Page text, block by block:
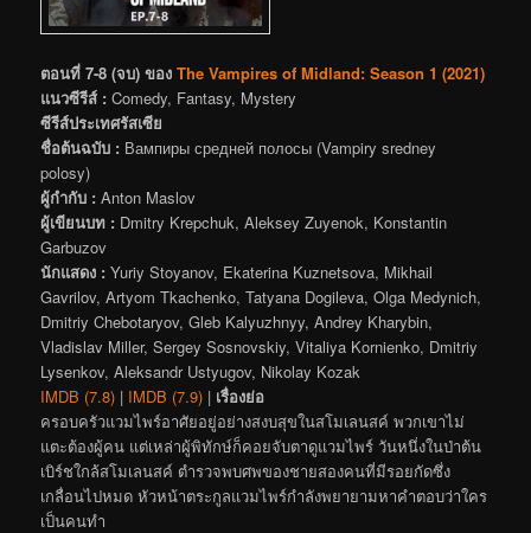
ตอนที่ 7-8 (จบ) ของ The Vampires of Midland: Season 1 (2021)
แนวซีรีส์ : Comedy, Fantasy, Mystery
ซีรีส์ประเทศรัสเซีย
ชื่อต้นฉบับ : Вампиры средней полосы (Vampiry sredney
polosy)
ผู้กำกับ : Anton Maslov
ผู้เขียนบท : Dmitry Krepchuk, Aleksey Zuyenok, Konstantin
Garbuzov
นักแสดง : Yuriy Stoyanov, Ekaterina Kuznetsova, Mikhail
Gavrilov, Artyom Tkachenko, Tatyana Dogileva, Olga Medynich,
Dmitriy Chebotaryov, Gleb Kalyuzhnyy, Andrey Kharybin,
Vladislav Miller, Sergey Sosnovskiy, Vitaliya Kornienko, Dmitriy
Lysenkov, Aleksandr Ustyugov, Nikolay Kozak
IMDB (7.8) | IMDB (7.9) | เรื่องย่อ
ครอบครัวแวมไพร์อาศัยอยู่อย่างสงบสุขในสโมเลนสค์ พวกเขาไม่
แตะต้องผู้คน แต่เหล่าผู้พิทักษ์ก็คอยจับตาดูแวมไพร์ วันหนึ่งในป่าต้น
เบิร์ชใกล้สโมเลนสค์ ตำรวจพบศพของชายสองคนที่มีรอยกัดซึ่ง
เกลื่อนไปหมด หัวหน้าตระกูลแวมไพร์กำลังพยายามหาคำตอบว่าใคร
เป็นคนทำ